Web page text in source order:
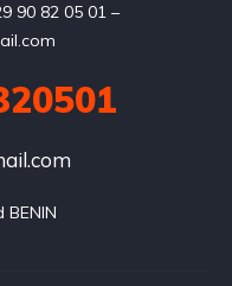
90 82 05 01 –